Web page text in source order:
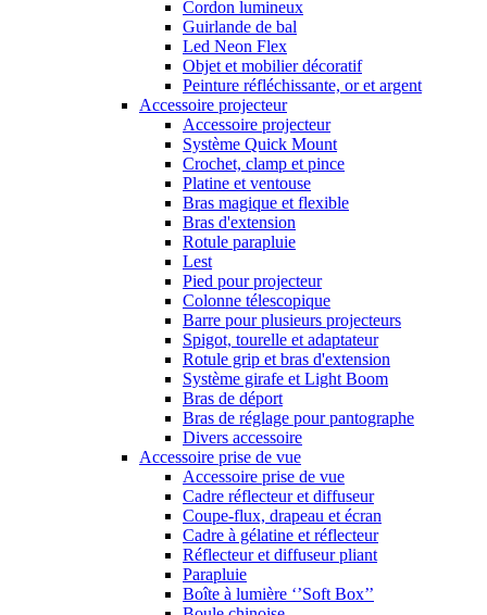
Cordon lumineux
Guirlande de bal
Led Neon Flex
Objet et mobilier décoratif
Peinture réfléchissante, or et argent
Accessoire projecteur
Accessoire projecteur
Système Quick Mount
Crochet, clamp et pince
Platine et ventouse
Bras magique et flexible
Bras d'extension
Rotule parapluie
Lest
Pied pour projecteur
Colonne télescopique
Barre pour plusieurs projecteurs
Spigot, tourelle et adaptateur
Rotule grip et bras d'extension
Système girafe et Light Boom
Bras de déport
Bras de réglage pour pantographe
Divers accessoire
Accessoire prise de vue
Accessoire prise de vue
Cadre réflecteur et diffuseur
Coupe-flux, drapeau et écran
Cadre à gélatine et réflecteur
Réflecteur et diffuseur pliant
Parapluie
Boîte à lumière ‘’Soft Box’’